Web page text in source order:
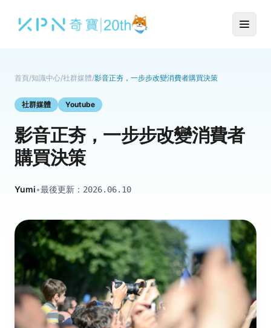
首頁/知識中心/社群媒體/影音正夯，一步步改變消費者購買決策
社群媒體 Youtube
影音正夯，一步步改變消費者
購買決策
Yumi•最後更新： 2026.06.10